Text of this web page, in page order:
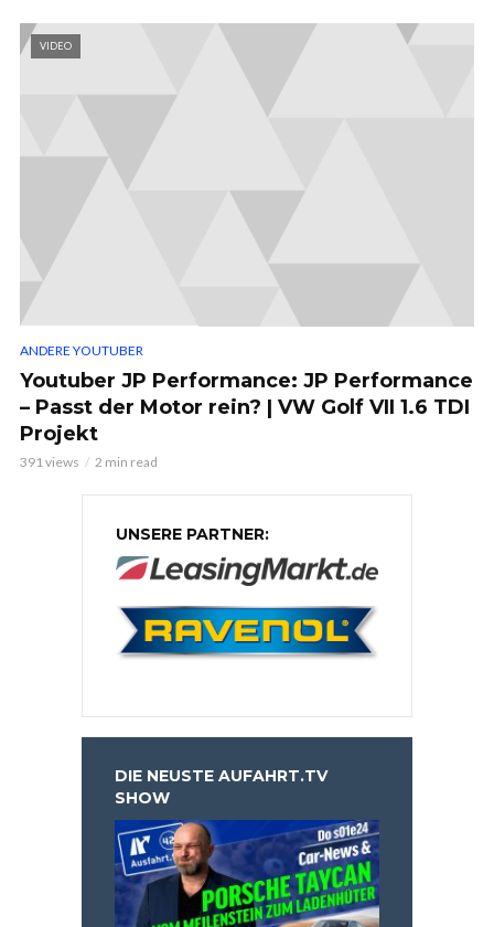
VIDEO
ANDERE YOUTUBER
Youtuber JP Performance: JP Performance
– Passt der Motor rein? | VW Golf VII 1.6 TDI
Projekt
391 views 2 min read
UNSERE PARTNER:
DIE NEUSTE AUFAHRT.TV
SHOW